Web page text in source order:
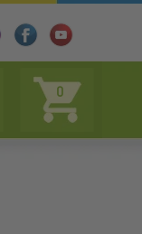
0